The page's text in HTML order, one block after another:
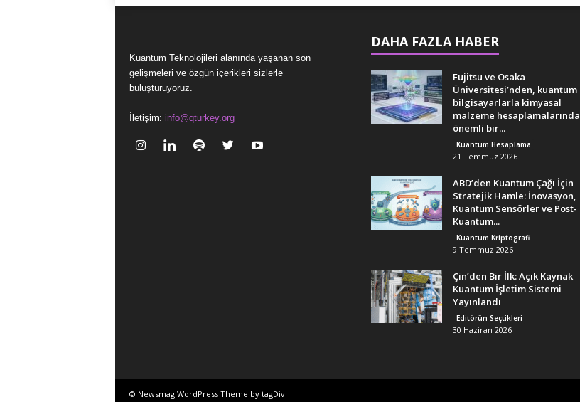
Kuantum Teknolojileri alanında yaşanan son
gelişmeleri ve özgün içerikleri sizlerle
buluşturuyoruz.
İletişim: info@qturkey.org
DAHA FAZLA HABER
Fujitsu ve Osaka
Üniversitesi’nden, kuantum
bilgisayarlarla kimyasal
malzeme hesaplamalarında
önemli bir...
Kuantum Hesaplama
21 Temmuz 2026
ABD’den Kuantum Çağı İçin
Stratejik Hamle: İnovasyon,
Kuantum Sensörler ve Post-
Kuantum...
Kuantum Kriptografi
9 Temmuz 2026
Çin’den Bir İlk: Açık Kaynak
Kuantum İşletim Sistemi
Yayınlandı
Editörün Seçtikleri
30 Haziran 2026
© Newsmag WordPress Theme by tagDiv